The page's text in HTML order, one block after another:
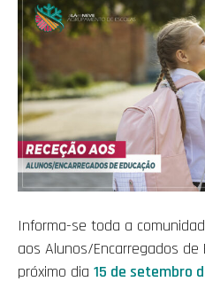
Informa-se toda a
aos Alunos/Encarregados de
próximo dia 15 de setembro